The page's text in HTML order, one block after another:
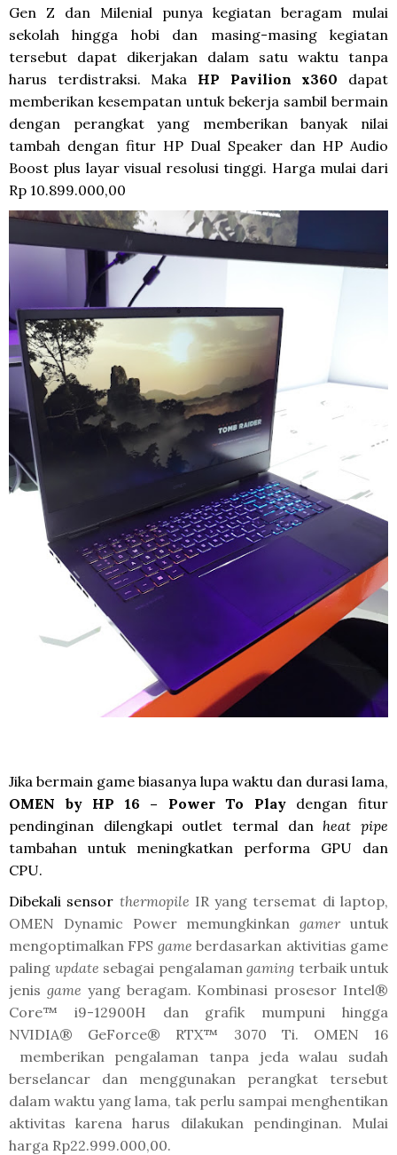
Gen Z dan Milenial punya kegiatan beragam mulai
sekolah hingga hobi dan masing-masing kegiatan
tersebut dapat dikerjakan dalam satu waktu tanpa
harus terdistraksi. Maka HP Pavilion x360 dapat
memberikan kesempatan untuk bekerja sambil bermain
dengan perangkat yang memberikan banyak nilai
tambah dengan fitur HP Dual Speaker dan HP Audio
Boost plus layar visual resolusi tinggi. Harga mulai dari
Rp 10.899.000,00
Jika bermain game biasanya lupa waktu dan durasi lama,
OMEN by HP 16 – Power To Playdengan fitur
pendinginan dilengkapi outlet termal danheat pipe
tambahan untuk meningkatkan performa GPU dan
CPU.
Dibekali sensor thermopile IR yang tersemat di laptop,
OMEN Dynamic Power memungkinkan gamer untuk
mengoptimalkan FPS game berdasarkan aktivitias game
paling update sebagai pengalaman gaming terbaik untuk
jenis game yang beragam. Kombinasi prosesor Intel®
Core™ i9-12900H dan grafik mumpuni hingga
NVIDIA® GeForce® RTX™ 3070 Ti. OMEN 16
memberikan pengalaman tanpa jeda walau sudah
berselancar dan menggunakan perangkat tersebut
dalam waktu yang lama, tak perlu sampai menghentikan
aktivitas karena harus dilakukan pendinginan. Mulai
harga Rp22.999.000,00.